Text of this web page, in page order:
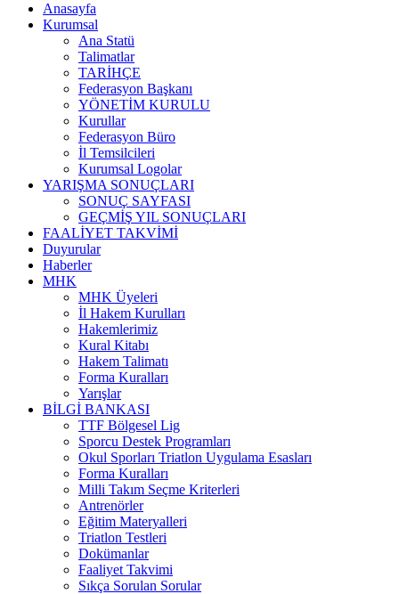
Anasayfa
Kurumsal
Ana Statü
Talimatlar
TARİHÇE
Federasyon Başkanı
YÖNETİM KURULU
Kurullar
Federasyon Büro
İl Temsilcileri
Kurumsal Logolar
YARIŞMA SONUÇLARI
SONUÇ SAYFASI
GEÇMİŞ YIL SONUÇLARI
FAALİYET TAKVİMİ
Duyurular
Haberler
MHK
MHK Üyeleri
İl Hakem Kurulları
Hakemlerimiz
Kural Kitabı
Hakem Talimatı
Forma Kuralları
Yarışlar
BİLGİ BANKASI
TTF Bölgesel Lig
Sporcu Destek Programları
Okul Sporları Triatlon Uygulama Esasları
Forma Kuralları
Milli Takım Seçme Kriterleri
Antrenörler
Eğitim Materyalleri
Triatlon Testleri
Dokümanlar
Faaliyet Takvimi
Sıkça Sorulan Sorular